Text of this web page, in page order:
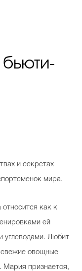
и секретах
мира.
как к
ей
углеводами. Любит
свежие овощные
Мария признается,